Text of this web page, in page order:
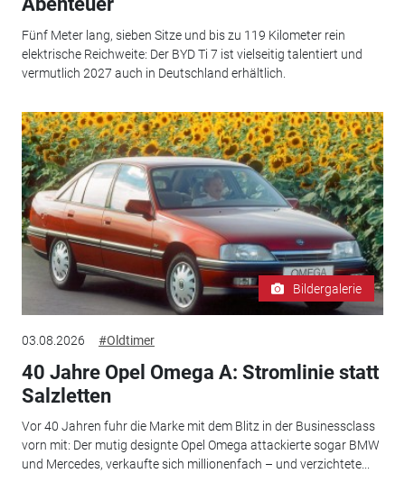
Fünf Meter lang, sieben Sitze und bis zu 119 Kilometer rein
elektrische Reichweite: Der BYD Ti 7 ist vielseitig talentiert und
vermutlich 2027 auch in Deutschland erhältlich.
Bildergalerie
03.08.2026 #Oldtimer
40 Jahre Opel Omega A: Stromlinie statt
Salzletten
Vor 40 Jahren fuhr die Marke mit dem Blitz in der Businessclass
vorn mit: Der mutig designte Opel Omega attackierte sogar BMW
und Mercedes, verkaufte sich millionenfach – und verzichtete...